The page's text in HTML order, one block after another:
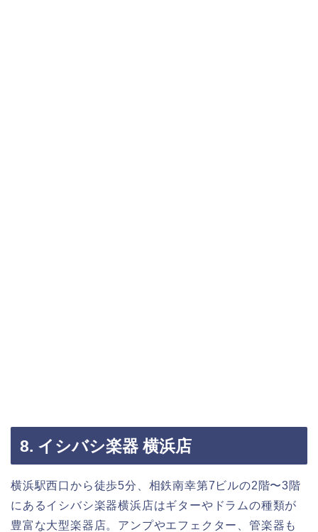
8. イシバシ楽器 横浜店
横浜駅西口から徒歩5分、相鉄南幸第7ビルの2階〜3階
にあるイシバシ楽器横浜店はギターやドラムの種類が
豊富な大型楽器店。アンプやエフェクター、管楽器も